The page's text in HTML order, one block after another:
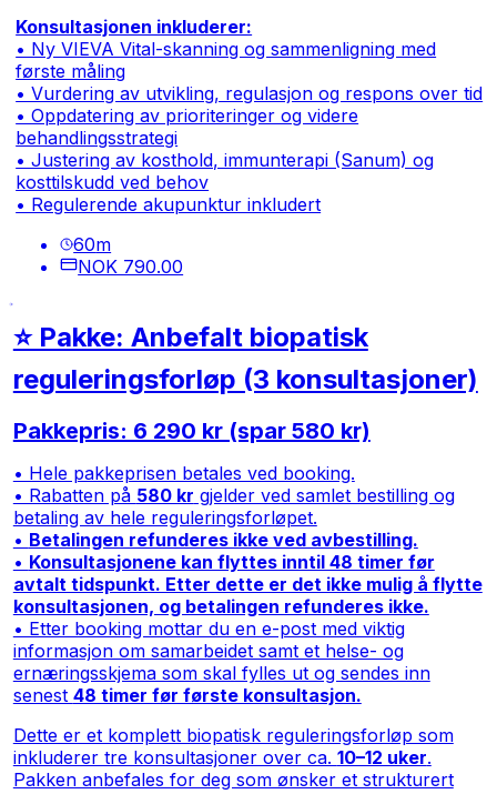
Konsultasjonen inkluderer:
• Ny VIEVA Vital-skanning og sammenligning med
første måling
• Vurdering av utvikling, regulasjon og respons over tid
• Oppdatering av prioriteringer og videre
behandlingsstrategi
• Justering av kosthold, immunterapi (Sanum) og
kosttilskudd ved behov
• Regulerende akupunktur inkludert
60m
NOK 790.00
⭐ Pakke: Anbefalt biopatisk
reguleringsforløp (3 konsultasjoner)
Pakkepris: 6 290 kr (spar 580 kr)
• Hele pakkeprisen betales ved booking.
• Rabatten på 580 kr gjelder ved samlet bestilling og
betaling av hele reguleringsforløpet.
• Betalingen refunderes ikke ved avbestilling.
• Konsultasjonene kan flyttes inntil 48 timer før
avtalt tidspunkt. Etter dette er det ikke mulig å flytte
konsultasjonen, og betalingen refunderes ikke.
• Etter booking mottar du en e-post med viktig
informasjon om samarbeidet samt et helse- og
ernæringsskjema som skal fylles ut og sendes inn
senest 48 timer før første konsultasjon.
Dette er et komplett biopatisk reguleringsforløp som
inkluderer tre konsultasjoner over ca. 10–12 uker.
Pakken anbefales for deg som ønsker et strukturert